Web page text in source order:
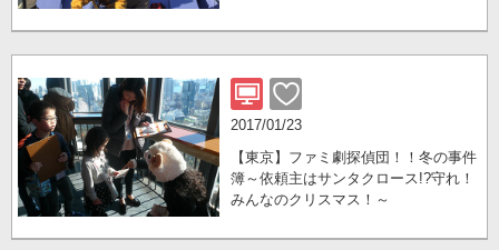
2017/01/23
【東京】ファミ劇探偵団！！冬の事件
簿～依頼主はサンタクロース!?守れ！
みんなのクリスマス！～